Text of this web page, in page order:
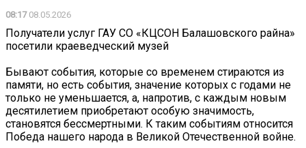
08:1708.05.2026
Получатели услуг ГАУ СО «КЦСОН Балашовского райна»
посетили краеведческий музей
Бывают события, которые со временем стираются из
памяти, но есть события, значение которых с годами не
только не уменьшается, а, напротив, с каждым новым
десятилетием приобретают особую значимость,
становятся бессмертными. К таким событиям относится
Победа нашего народа в Великой Отечественной войне.